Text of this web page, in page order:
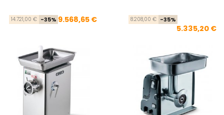
Precio base
14.721,00 € -35% Precio
9.568,65 € 8.208,00 € -35%
5.335,20 €